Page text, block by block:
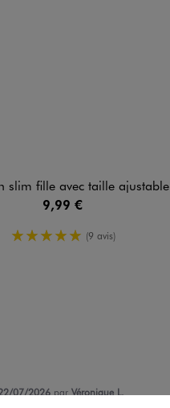
slim fille avec taille ajustable
9,99 €
5/5 de moyenne
(9 avis)
07/2026 parVéronique L.